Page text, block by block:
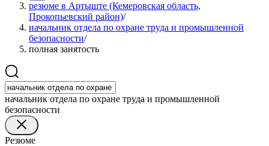
резюме в Артыште (Кемеровская область,
Прокопьевский район)/
начальник отдела по охране труда и промышленной
безопасности/
полная занятость
начальник отдела по охране труда и промышленной
безопасности
Резюме